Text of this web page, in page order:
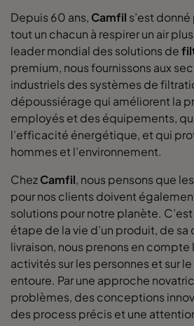
0160 592x592x370-12 ePM1
0160 592x490x370-12 ePM1
0160 490x592x370-10
0160 592x287x370-12
0160 592x892x370-12 ePM1
0160 490x892x370-10 ePM1
0160 287x892x370-6 ePM1
0160 592x592x520-10 ePM1
Depuis 60 ans, Camfil s’est
tout un chacun à respirer un air
leader mondial des solutions de
premium, nous fournissons aux
industriels des systèmes de
dépoussiérage qui améliorent la
employés et des équipements,
l’efficacité énergétique, et qui
hommes et l’environnement.
ChezCamfil, nous pensons que
pour nos clients doivent
solutions pour notre planète.
étape de la vie d’un produit, de
livraison, nous prenons en compte
activités sur les personnes et sur
entoure. Par une approche
problèmes, des conceptions
des process précis et une